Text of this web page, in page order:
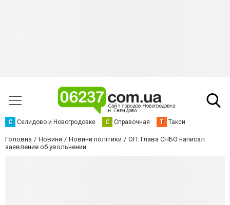
С Селидово и Новогродовке С Справочная Т Такси
Головна Новини Новини політики
ОП: Глава СНБО написал
заявление об увольнении